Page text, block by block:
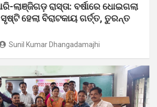
ଲାଞ୍ଜିଗଡ଼ ରାସ୍ତା: ବର୍ଷାରେ ଧୋଇଗଲା
ସୃଷ୍ଟି ହେଲା ବିରାଟକାୟ ଗର୍ତ୍ତ, ତୁରନ୍ତ
Sunil Kumar Dhangadamajhi